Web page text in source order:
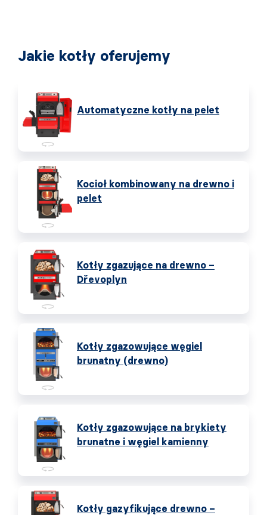
Jakie kotły oferujemy
Automatyczne kotły na pelet
Kocioł kombinowany na drewno i
pelet
Kotły zgazujące na drewno –
Dřevoplyn
Kotły zgazowujące węgiel
brunatny (drewno)
Kotły zgazowujące na brykiety
brunatne i węgiel kamienny
Kotły gazyfikujące drewno –